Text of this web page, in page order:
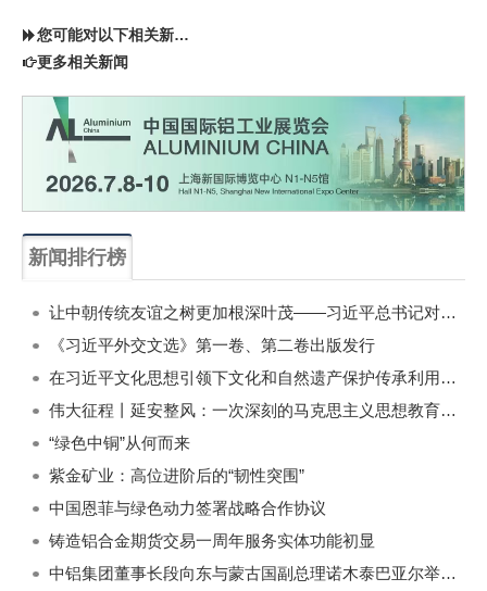
您可能对以下相关新闻同样感兴趣
更多相关新闻
新闻排行榜
让中朝传统友谊之树更加根深叶茂——习近平总书记对朝鲜进行国事访问纪实
《习近平外交文选》第一卷、第二卷出版发行
在习近平文化思想引领下文化和自然遗产保护传承利用工作开创新局面
伟大征程丨延安整风：一次深刻的马克思主义思想教育运动
“绿色中铜”从何而来
紫金矿业：高位进阶后的“韧性突围”
中国恩菲与绿色动力签署战略合作协议
铸造铝合金期货交易一周年服务实体功能初显
中铝集团董事长段向东与蒙古国副总理诺木泰巴亚尔举行会谈